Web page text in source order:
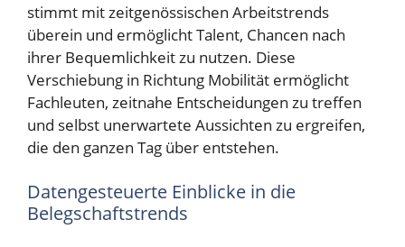
stimmt mit zeitgenössischen Arbeitstrends
überein und ermöglicht Talent, Chancen nach
ihrer Bequemlichkeit zu nutzen. Diese
Verschiebung in Richtung Mobilität ermöglicht
Fachleuten, zeitnahe Entscheidungen zu treffen
und selbst unerwartete Aussichten zu ergreifen,
die den ganzen Tag über entstehen.
Datengesteuerte Einblicke in die
Belegschaftstrends